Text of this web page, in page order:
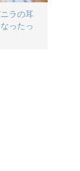
ニラの耳
ったっ